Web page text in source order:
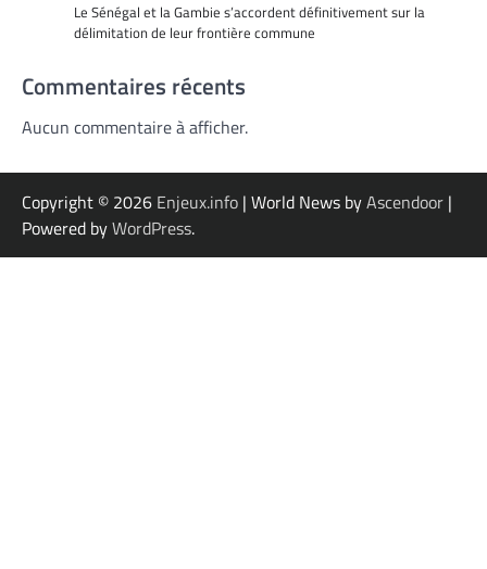
Le Sénégal et la Gambie s’accordent définitivement sur la
délimitation de leur frontière commune
Commentaires récents
Aucun commentaire à afficher.
Copyright © 2026 Enjeux.info | World News byAscendoor |
Powered byWordPress.